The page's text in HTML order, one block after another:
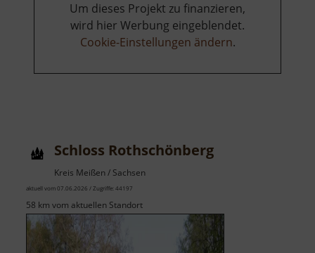
Um dieses Projekt zu finanzieren,
wird hier Werbung eingeblendet.
Cookie-Einstellungen ändern.
Schloss Rothschönberg
Kreis Meißen / Sachsen
aktuell vom 07.06.2026 / Zugriffe: 44197
58 km vom aktuellen Standort